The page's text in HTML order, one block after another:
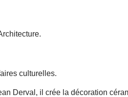
culturelles.
Derval, il crée la décoration